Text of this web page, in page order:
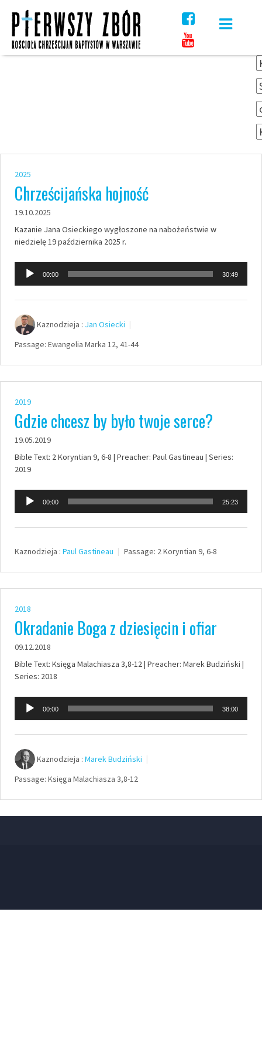
content
2025
Chrześcijańska hojność
19.10.2025
Kazanie Jana Osieckiego wygłoszone na nabożeństwie w
niedzielę 19 października 2025 r.
Odtwarzacz
plików
dźwiękowych
00:00 30:49
Kaznodzieja : Jan Osiecki
Passage: Ewangelia Marka 12, 41-44
2019
Gdzie chcesz by było twoje serce?
19.05.2019
Bible Text: 2 Koryntian 9, 6-8 | Preacher: Paul Gastineau | Series:
2019
Odtwarzacz
plików
dźwiękowych
00:00 25:23
Kaznodzieja : Paul Gastineau Passage: 2 Koryntian 9, 6-8
2018
Okradanie Boga z dziesięcin i ofiar
09.12.2018
Bible Text: Księga Malachiasza 3,8-12 | Preacher: Marek Budziński |
Series: 2018
Odtwarzacz
plików
dźwiękowych
00:00 38:00
Kaznodzieja : Marek Budziński
Passage: Księga Malachiasza 3,8-12